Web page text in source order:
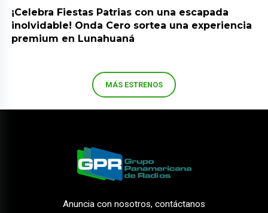
¡Celebra Fiestas Patrias con una escapada
inolvidable! Onda Cero sortea una experiencia
premium en Lunahuaná
MÁS ESTRENOS
Anuncia con nosotros, contáctanos